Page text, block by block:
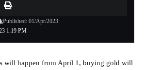
1:19 PM
Published: 01/Apr/2023
will happen from April 1, buying gold will